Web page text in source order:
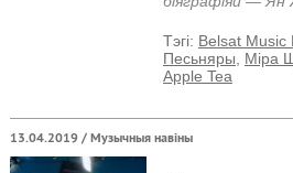
Тэгi: Belsat Music
Песьняры, Міра
Apple Tea
13.04.2019 /Музычныя навіны